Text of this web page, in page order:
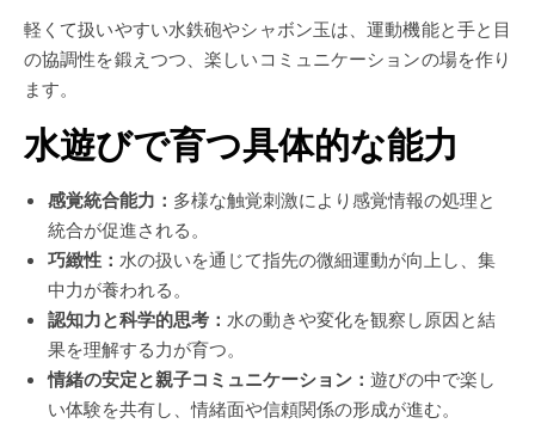
軽くて扱いやすい水鉄砲やシャボン玉は、運動機能と手と目
の協調性を鍛えつつ、楽しいコミュニケーションの場を作り
ます。
水遊びで育つ具体的な能力
感覚統合能力： 多様な触覚刺激により感覚情報の処理と
統合が促進される。
巧緻性： 水の扱いを通じて指先の微細運動が向上し、集
中力が養われる。
認知力と科学的思考： 水の動きや変化を観察し原因と結
果を理解する力が育つ。
情緒の安定と親子コミュニケーション： 遊びの中で楽し
い体験を共有し、情緒面や信頼関係の形成が進む。